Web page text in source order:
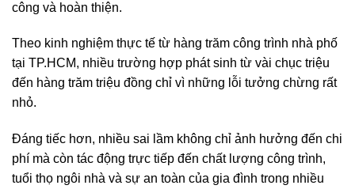
công và hoàn thiện.
Theo kinh nghiệm thực tế từ hàng trăm công trình nhà phố
tại TP.HCM, nhiều trường hợp phát sinh từ vài chục triệu
đến hàng trăm triệu đồng chỉ vì những lỗi tưởng chừng rất
nhỏ.
Đáng tiếc hơn, nhiều sai lầm không chỉ ảnh hưởng đến chi
phí mà còn tác động trực tiếp đến chất lượng công trình,
tuổi thọ ngôi nhà và sự an toàn của gia đình trong nhiều